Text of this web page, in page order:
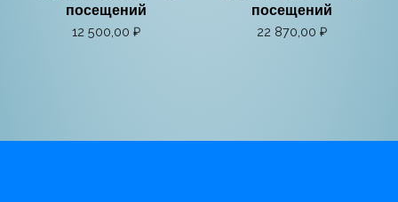
посещений
12 500,00 ₽
посещений
22 870,00 ₽